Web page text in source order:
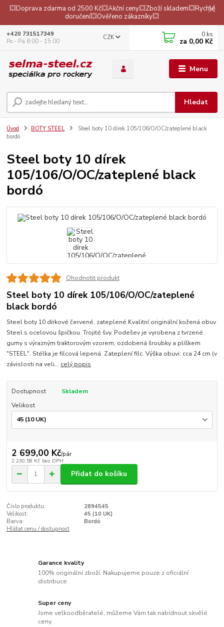
💥Doprava zdarma od 2500 Kč💥Akční ceny💥Zboží skladem💥Rychlé
doručení💥Ověřeno zákazníky💥
Menu
CZK
Hledat
+420 731517349
Po - Pá 8:00 - 15:00
0 ks
za 0,00 Kč
Úvod BOTY STEEL
Steel boty 10 dírek 105/106/O/OC/zateplené black
bordó
Steel boty 10 dírek
105/106/O/OC/zateplené black
bordó
Ohodnotit produkt
Steel boty 10 dírek 105/106/O/OC/zateplené
black bordó
Steel boty 10 dírkové červené, zateplené Kvalitní originální kožená obuv
Steel s ocelovou špičkou. Trojité švy. Podešev je vyrobena z tvrzené
gumy s výrazným traktorovým vzorem, ozdobená šroubky a plíškem
"STEEL". Stélka je filcová lepená. Zateplení filc. Výška obuvi: cca 24 cm (v
závislosti na veli... celý popis
Dostupnost
Skladem
Velikost
2 699,00 Kč/pár
2 230,58 Kč bez DPH
Přidat do košíku
Číslo produktu:
2894545
Velikost:
45 (10 UK)
Barva:
Bordó
Hlídat cenu / dostupnost
Garance kvality
100% originální zboží. Nakupujeme pouze z oficiální
distribuce.
Super ceny
Jsme velkoodběratelé, můžeme Vám tak nabídnout skvělé
ceny.